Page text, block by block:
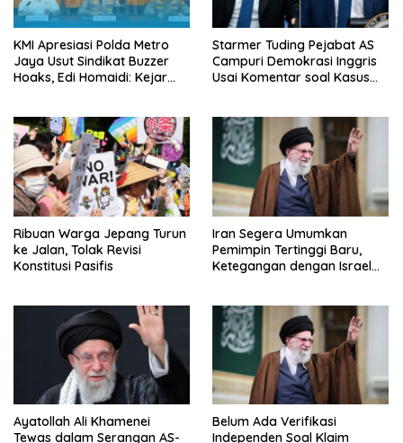
KMI Apresiasi Polda Metro
Jaya Usut Sindikat Buzzer
Hoaks, Edi Homaidi: Kejar
Starmer Tuding Pejabat AS
Campuri Demokrasi Inggris
Usai Komentar soal Kasus
Ribuan Warga Jepang Turun
ke Jalan, Tolak Revisi
Konstitusi Pasifis
Iran Segera Umumkan
Pemimpin Tertinggi Baru,
Ketegangan dengan Israel
Ayatollah Ali Khamenei
Tewas dalam Serangan AS-
Belum Ada Verifikasi
Independen Soal Klaim